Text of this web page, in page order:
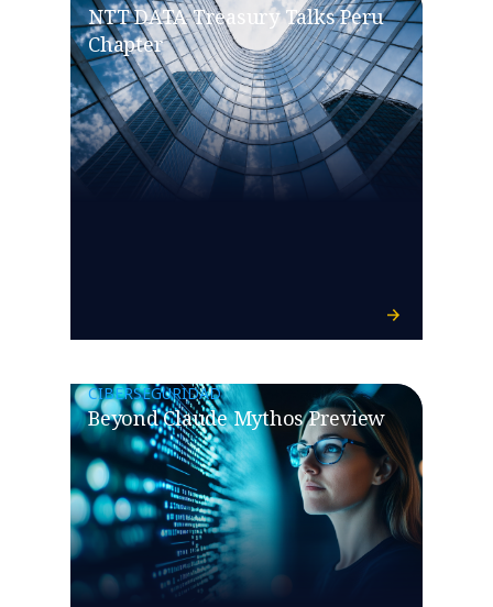
NTT DATA Treasury Talks Peru
Chapter
CIBERSEGURIDAD
Beyond Claude Mythos Preview